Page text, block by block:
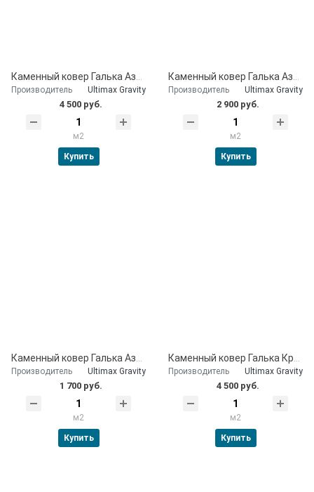
Производитель Ultimax Gravity
4 500 руб.
м2
Купить
Производитель Ultimax Gravity
2 900 руб.
м2
Купить
Производитель Ultimax Gravity
1 700 руб.
м2
Купить
Производитель Ultimax Gravity
4 500 руб.
м2
Купить